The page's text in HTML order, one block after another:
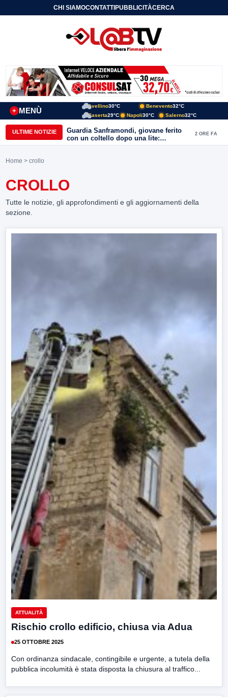
CHI SIAMOCONTATTIPUBBLICITÀCERCA
MENÙ
+
Avellino30°C Benevento32°C
Caserta29°C Napoli30°C Salerno32°C
ULTIME NOTIZIE
Guardia Sanframondi, giovane ferito
con un coltello dopo una lite:
individuato il presunto autore
2 ORE FA
Home > crollo
CROLLO
Tutte le notizie, gli approfondimenti e gli aggiornamenti della
sezione.
ATTUALITÀ
Rischio crollo edificio, chiusa via Adua
25 OTTOBRE 2025
Con ordinanza sindacale, contingibile e urgente, a tutela della
pubblica incolumità è stata disposta la chiusura al traffico...